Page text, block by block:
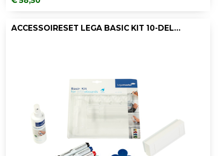
ACCESSOIRESET LEGA BASIC KIT 10-DELIG